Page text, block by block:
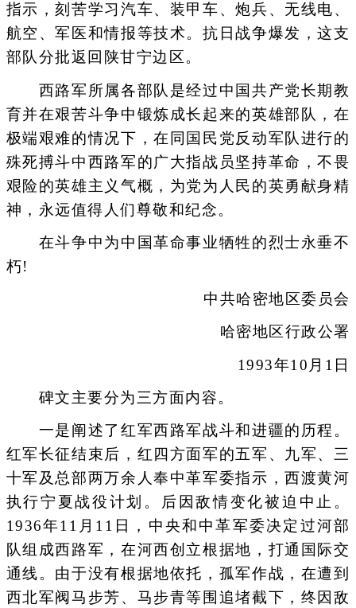
指示，刻苦学习汽车、装甲车、炮兵、无线电、
航空、军医和情报等技术。抗日战争爆发，这支
部队分批返回陕甘宁边区。
西路军所属各部队是经过中国共产党长期教
育并在艰苦斗争中锻炼成长起来的英雄部队，在
极端艰难的情况下，在同国民党反动军队进行的
殊死搏斗中西路军的广大指战员坚持革命，不畏
艰险的英雄主义气概，为党为人民的英勇献身精
神，永远值得人们尊敬和纪念。
在斗争中为中国革命事业牺牲的烈士永垂不
朽!
中共哈密地区委员会
哈密地区行政公署
1993年10月1日
碑文主要分为三方面内容。
一是阐述了红军西路军战斗和进疆的历程。
红军长征结束后，红四方面军的五军、九军、三
十军及总部两万余人奉中革军委指示，西渡黄河
执行宁夏战役计划。后因敌情变化被迫中止。
1936年11月11日，中央和中革军委决定过河部
队组成西路军，在河西创立根据地，打通国际交
通线。由于没有根据地依托，孤军作战，在遭到
西北军阀马步芳、马步青等围追堵截下，终因敌